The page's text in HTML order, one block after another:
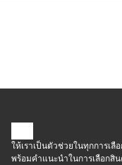
ให้เราเป็นตัวช่วยในทุกการเ
พร้อมคำแนะนำในการเลือกสิ